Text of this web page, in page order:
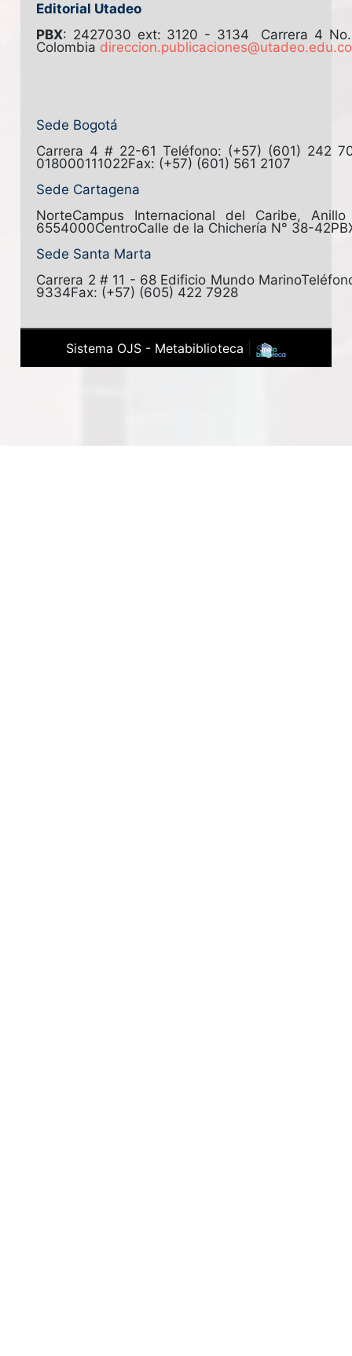
Editorial Utadeo
PBX: 2427030 ext: 3120 - 3134 Carrera 4
Colombia direccion.publicaciones@utadeo.edu.co
Sede Bogotá
Carrera 4 # 22-61Teléfono: (+57) (601) 242
018000111022Fax: (+57) (601) 561 2107
Sede Cartagena
NorteCampus Internacional del Caribe,
6554000CentroCalle de la Chichería N° 38-42
Sede Santa Marta
Carrera 2 # 11 - 68 Edificio Mundo Marino
9334Fax: (+57) (605) 422 7928
Sistema OJS - Metabiblioteca